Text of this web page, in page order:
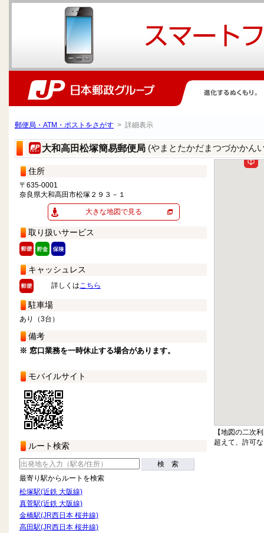
郵便局・ATM・ポストをさがす > 詳細表示
大和高田松塚簡易郵便局 (やまとたかだまつづかかん
住所
〒635-0001
奈良県大和高田市松塚２９３－１
大きな地図で見る
取り扱いサービス
キャッシュレス
詳しくはこちら
駐車場
あり（3台）
備考
※ 窓口業務を一時休止する場合があります。
モバイルサイト
ルート検索
検 索
最寄り駅からルートを検索
松塚駅(近鉄 大阪線)
真菅駅(近鉄 大阪線)
金橋駅(JR西日本 桜井線)
高田駅(JR西日本 桜井線)
【地図の二次
超えて、許可